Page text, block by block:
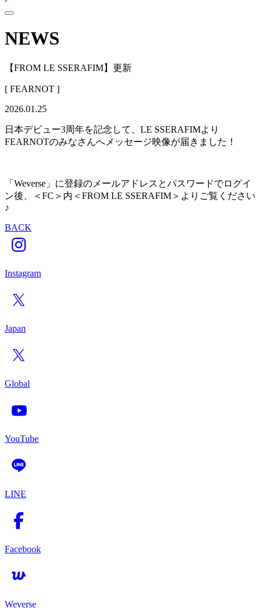
NEWS
【FROM LE SSERAFIM】更新
[ FEARNOT ]
2026.01.25
日本デビュー3周年を記念して、LE SSERAFIMより
FEARNOTのみなさんへメッセージ映像が届きました！
「Weverse」に登録のメールアドレスとパスワードでログイ
ン後、＜FC＞内＜FROM LE SSERAFIM＞よりご覧ください
♪
BACK
Instagram
Japan
Global
YouTube
LINE
Facebook
Weverse